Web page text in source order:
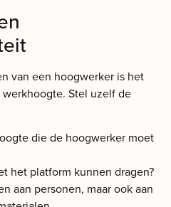
van een hoogwerker is het
Stel uzelf de
die de hoogwerker moet
het platform kunnen dragen?
aan personen, maar ook aan